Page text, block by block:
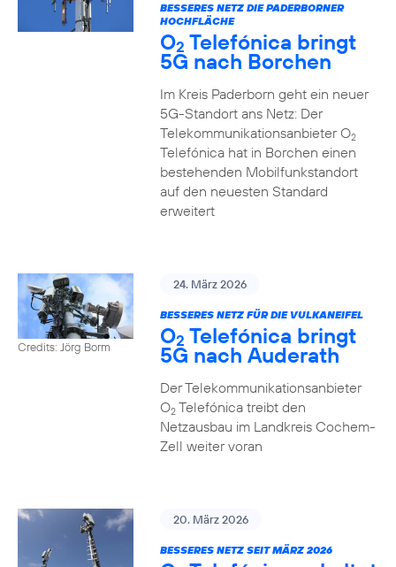
BESSERES NETZ DIE PADERBORNER
HOCHFLÄCHE
O2 Telefónica bringt
5G nach Borchen
Im Kreis Paderborn geht ein neuer
5G-Standort ans Netz: Der
Telekommunikationsanbieter O2
Telefónica hat in Borchen einen
bestehenden Mobilfunkstandort
auf den neuesten Standard
erweitert
Credits: Jörg Borm
24. März 2026
BESSERES NETZ FÜR DIE VULKANEIFEL
O2 Telefónica bringt
5G nach Auderath
Der Telekommunikationsanbieter
O2Telefónica treibt den
Netzausbau im Landkreis Cochem-
Zell weiter voran
20. März 2026
BESSERES NETZ SEIT MÄRZ 2026